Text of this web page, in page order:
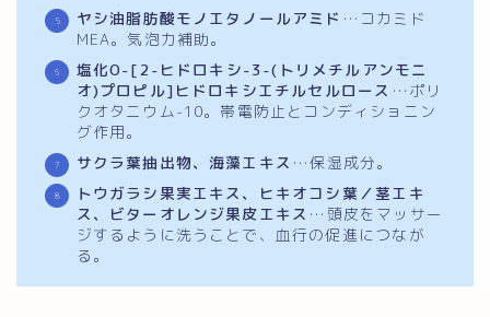
ヤシ油脂肪酸モノエタノールアミド …コカミド
MEA。気泡力補助。
塩化O-[2-ヒドロキシ-3-(トリメチルアンモニ
オ)プロピル]ヒドロキシエチルセルロース …ポリ
クオタニウム-10。帯電防止とコンディショニン
グ作用。
サクラ葉抽出物、海藻エキス …保湿成分。
トウガラシ果実エキス、ヒキオコシ葉／茎エキ
ス、ビターオレンジ果皮エキス …頭皮をマッサー
ジするように洗うことで、血行の促進につなが
る。